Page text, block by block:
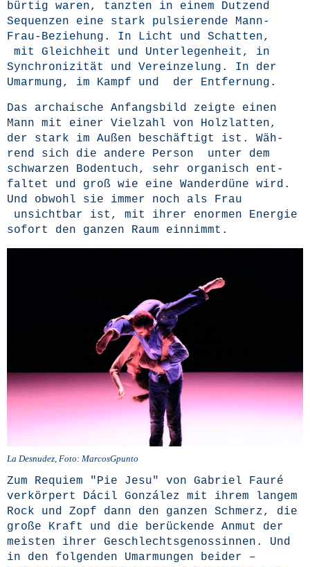
bür­tig waren, tanz­ten in einem Dut­zend
Sequen­zen eine stark pul­sie­ren­de Mann-
Frau-Bezie­hung. In Licht und Schat­ten,
mit Gleich­heit und Unter­le­gen­heit, in
Syn­chro­ni­zi­tät und Ver­ein­ze­lung. In der
Umar­mung, im Kampf und der Entfernung.
Das archai­sche Anfangs­bild zeig­te einen
Mann mit einer Viel­zahl von Holz­lat­ten,
der stark im Außen beschäf­tigt ist. Wäh­
rend sich die ande­re Per­son unter dem
schwar­zen Boden­tuch, sehr orga­nisch ent­
fal­tet und groß wie eine Wan­der­dü­ne wird.
Und obwohl sie immer noch als Frau
unsicht­bar ist, mit ihrer enor­men Ener­gie
sofort den gan­zen Raum einnimmt.
La Des­nu­dez, Foto: MarcosGpunto
Zum Requi­em "Pie Jesu" von Gabri­el Fau­ré
ver­kör­pert Dácil Gon­zá­lez mit ihrem lan­gem
Rock und Zopf dann den gan­zen Schmerz, die
gro­ße Kraft und die berü­cken­de Anmut der
meis­ten ihrer Geschlechts­ge­nos­sin­nen. Und
in den fol­gen­den Umar­mun­gen bei­der –